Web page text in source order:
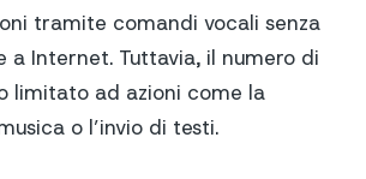
tramite comandi vocali senza
a Internet. Tuttavia, il numero di
limitato ad azioni come la
o l’invio di testi.